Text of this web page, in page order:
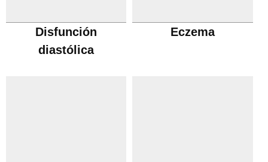
Disfunción
diastólica
Eczema